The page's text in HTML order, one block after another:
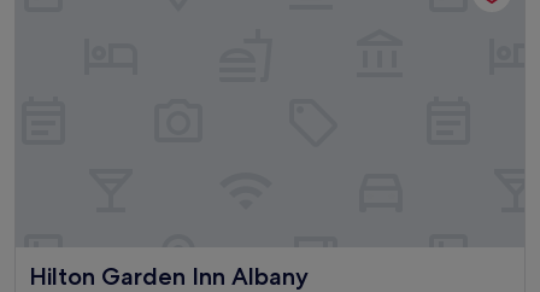
Hilton Garden Inn Albany
Hilton Garden Inn Albany